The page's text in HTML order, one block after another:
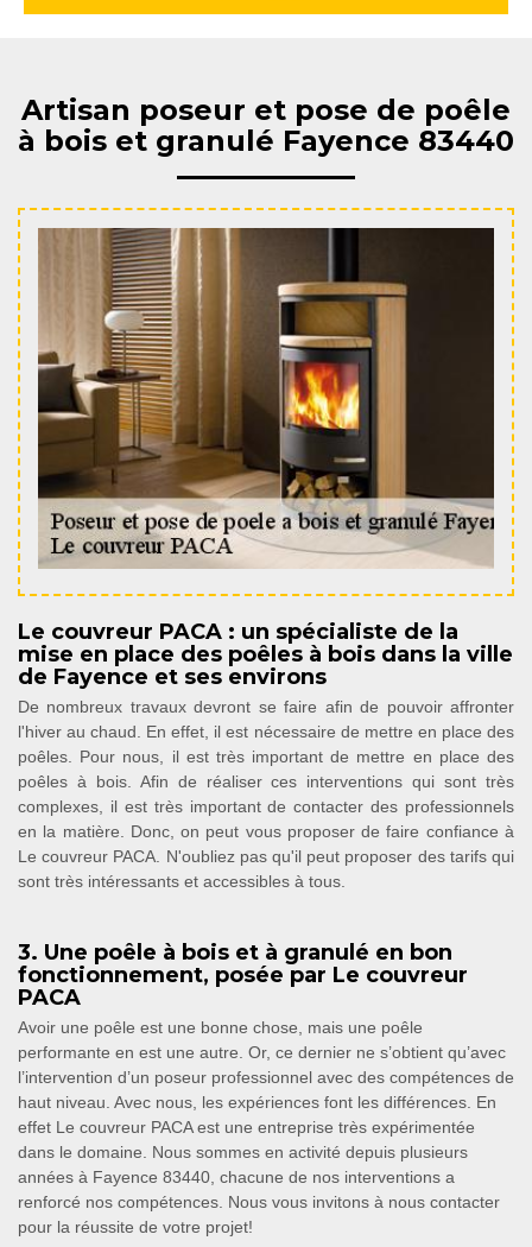
Artisan poseur et pose de poêle
à bois et granulé Fayence 83440
Le couvreur PACA : un spécialiste de la
mise en place des poêles à bois dans la ville
de Fayence et ses environs
De nombreux travaux devront se faire afin de pouvoir affronter
l'hiver au chaud. En effet, il est nécessaire de mettre en place des
poêles. Pour nous, il est très important de mettre en place des
poêles à bois. Afin de réaliser ces interventions qui sont très
complexes, il est très important de contacter des professionnels
en la matière. Donc, on peut vous proposer de faire confiance à
Le couvreur PACA. N'oubliez pas qu'il peut proposer des tarifs qui
sont très intéressants et accessibles à tous.
3. Une poêle à bois et à granulé en bon
fonctionnement, posée par Le couvreur
PACA
Avoir une poêle est une bonne chose, mais une poêle
performante en est une autre. Or, ce dernier ne s’obtient qu’avec
l’intervention d’un poseur professionnel avec des compétences de
haut niveau. Avec nous, les expériences font les différences. En
effet Le couvreur PACA est une entreprise très expérimentée
dans le domaine. Nous sommes en activité depuis plusieurs
années à Fayence 83440, chacune de nos interventions a
renforcé nos compétences. Nous vous invitons à nous contacter
pour la réussite de votre projet!